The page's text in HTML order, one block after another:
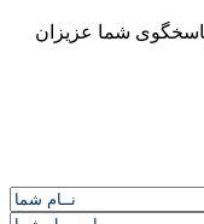
شما عزیزان